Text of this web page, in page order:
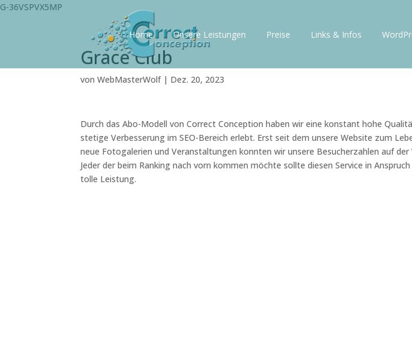
G-36VSPVX5MP
Home Unsere Leistungen Preise Links & Infos
Grace Club
vonWebMasterWolf| Dez. 20, 2023
Durch das Abo-Modell von Correct Conception haben wir eine konstant hohe
stetige Verbesserung im SEO-Bereich erlebt. Erst seit dem unsere Website zum
neue Fotogalerien und Veranstaltungen konnten wir unsere Besucherzahlen auf
Jeder der beim Ranking nach vorn kommen möchte sollte diesen Service in
tolle Leistung.